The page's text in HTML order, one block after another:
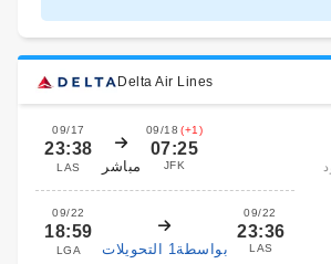
Delta Air Lines
09/17
23:38
LAS مباشر
09/18 (+1)
07:25
JFK
09/22
18:59
LGA بواسطة1 التحويلات
09/22
23:36
LAS